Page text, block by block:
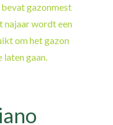
gazonmest
najaar wordt een
om het gazon
gaan.